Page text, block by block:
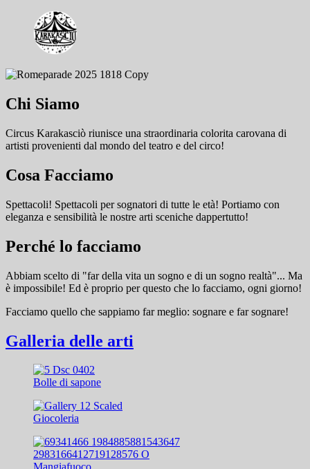
Chi Siamo
Circus Karakasciò riunisce una straordinaria colorita carovana di
artisti provenienti dal mondo del teatro e del circo!
Cosa Facciamo
Spettacoli! Spettacoli per sognatori di tutte le età! Portiamo con
eleganza e sensibilità le nostre arti sceniche dappertutto!
Perché lo facciamo
Abbiam scelto di "far della vita un sogno e di un sogno realtà"... Ma
è impossibile! Ed è proprio per questo che lo facciamo, ogni giorno!
Facciamo quello che sappiamo far meglio: sognare e far sognare!
Galleria delle arti
Bolle di sapone
Giocoleria